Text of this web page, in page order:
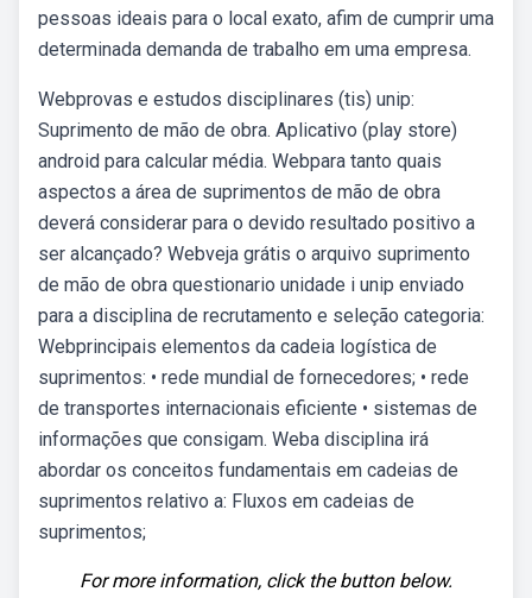
pessoas ideais para o local exato, afim de cumprir uma
determinada demanda de trabalho em uma empresa.
Webprovas e estudos disciplinares (tis) unip:
Suprimento de mão de obra. Aplicativo (play store)
android para calcular média. Webpara tanto quais
aspectos a área de suprimentos de mão de obra
deverá considerar para o devido resultado positivo a
ser alcançado? Webveja grátis o arquivo suprimento
de mão de obra questionario unidade i unip enviado
para a disciplina de recrutamento e seleção categoria:
Webprincipais elementos da cadeia logística de
suprimentos: • rede mundial de fornecedores; • rede
de transportes internacionais eficiente • sistemas de
informações que consigam. Weba disciplina irá
abordar os conceitos fundamentais em cadeias de
suprimentos relativo a: Fluxos em cadeias de
suprimentos;
For more information, click the button below.